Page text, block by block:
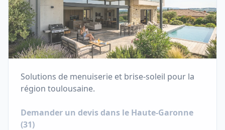
Solutions de menuiserie et brise-soleil pour la
région toulousaine.
Demander un devis dans le Haute-Garonne
(31)